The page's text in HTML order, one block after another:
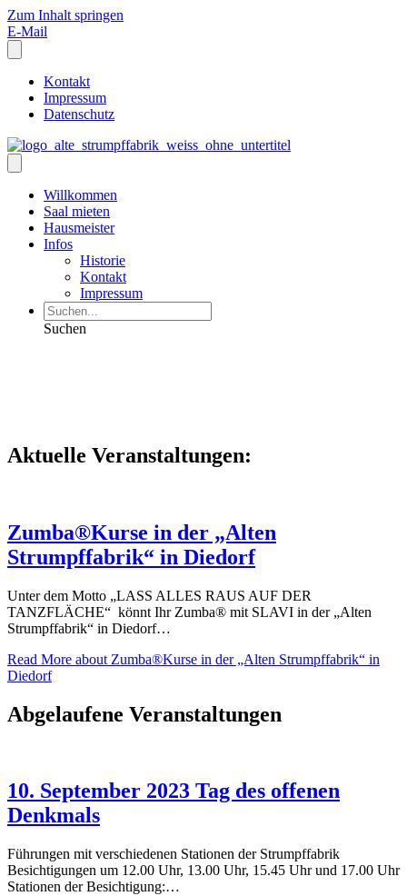
Zum Inhalt springen
E-Mail
Kontakt
Impressum
Datenschutz
Willkommen
Saal mieten
Hausmeister
Infos
Historie
Kontakt
Impressum
Suchen
Aktuelle Veranstaltungen:
Zumba®Kurse in der „Alten
Strumpffabrik“ in Diedorf
Unter dem Motto „LASS ALLES RAUS AUF DER
TANZFLÄCHE“ könnt Ihr Zumba® mit SLAVI in der „Alten
Strumpffabrik“ in Diedorf…
Read More about Zumba®Kurse in der „Alten Strumpffabrik“ in
Diedorf
Abgelaufene Veranstaltungen
10. September 2023 Tag des offenen
Denkmals
Führungen mit verschiedenen Stationen der Strumpffabrik
Besichtigungen um 12.00 Uhr, 13.00 Uhr, 15.45 Uhr und 17.00 Uhr
Stationen der Besichtigung:…